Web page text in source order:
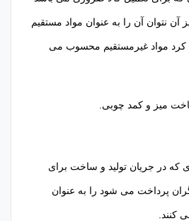
نتوان آن را به عنوان مواد مستقیم
کرد مواد غیرمستقیم محسوب می
میز و کمد چوبی.
که در جریان تولید و ساخت برای
پرداخت می شود را به عنوان
کنند.